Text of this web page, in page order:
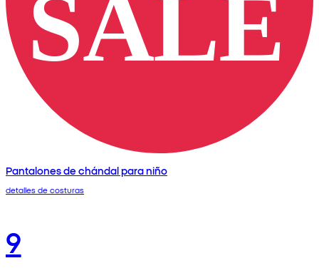
Pantalones de chándal para niño
detalles de costuras
9